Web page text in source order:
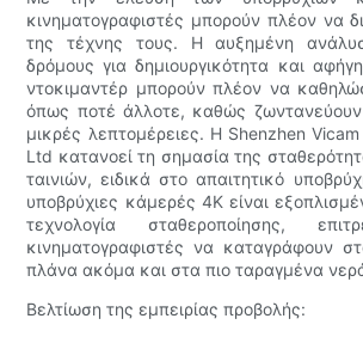
κινηματογραφιστές μπορούν πλέον να
της τέχνης τους. Η αυξημένη
δρόμους για δημιουργικότητα και
ντοκιμαντέρ μπορούν πλέον να
όπως ποτέ άλλοτε, καθώς ζωντανεύουν
μικρές λεπτομέρειες. Η Shenzhen
Ltd κατανοεί τη σημασία της
ταινιών, ειδικά στο απαιτητικό
υποβρύχιες κάμερές 4K είναι
τεχνολογία σταθεροποίησης,
κινηματογραφιστές να καταγράφουν
πλάνα ακόμα και στα πιο ταραγμένα
Βελτίωση της εμπειρίας προβολής: